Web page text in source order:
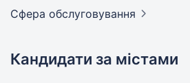
Сфера обслуговування
Кандидати за містами